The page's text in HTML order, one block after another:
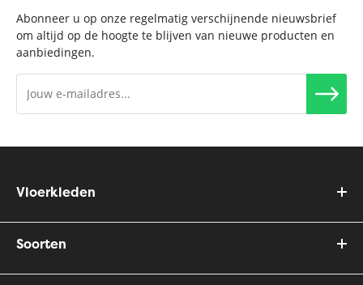
Abonneer u op onze regelmatig verschijnende nieuwsbrief
om altijd op de hoogte te blijven van nieuwe producten en
aanbiedingen.
Vloerkleden
Soorten